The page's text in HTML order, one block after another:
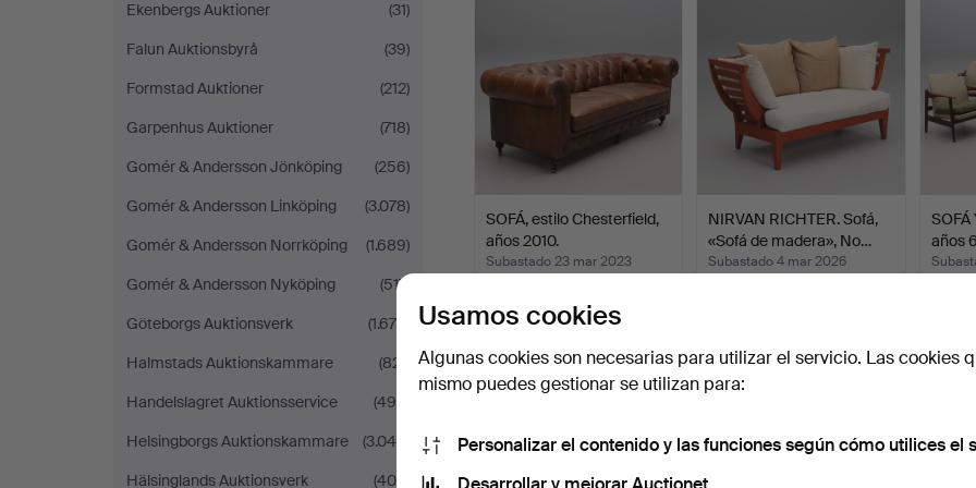
Ekenbergs Auktioner
(31)
Falun Auktionsbyrå
(39)
Formstad Auktioner
(212)
Garpenhus Auktioner
(718)
Gomér & Andersson Jönköping
(256)
Gomér & Andersson Linköping
(3.078)
Gomér & Andersson Norrköping
(1.689)
Gomér & Andersson Nyköping
(517)
Göteborgs Auktionsverk
(1.678)
Halmstads Auktionskammare
(821)
Handelslagret Auktionsservice
(490)
Helsingborgs Auktionskammare
(3.040)
Hälsinglands Auktionsverk
(408)
SOFÁ, estilo Chesterfield,
años 2010.
Subastado 23 mar 2023
2.056 USD
NIRVAN RICHTER. Sofá,
«Sofá de madera», No…
Subastado 4 mar 2026
SOFÁ
años
Usamos cookies
Algunas cookies son necesarias para utilizar el servicio. Las cookies
mismo puedes gestionar se utilizan para:
Personalizar el contenido y las funciones según cómo utilices el